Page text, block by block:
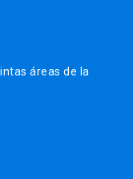
áreas de la